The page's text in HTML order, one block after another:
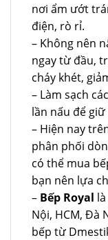
nơi ẩm ướt
điện, rò rỉ.
– Không nên
ngay từ đầu,
cháy khét,
– Làm sạch
lần nấu để
– Hiện nay
phân phối
có thể mua
bạn nên lựa
– Bếp Royal
Nội, HCM, Đà
bếp từ